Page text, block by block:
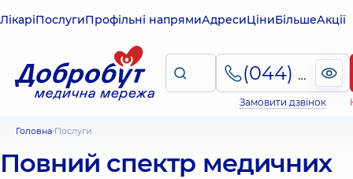
ЛікаріПослугиПрофільні напрямиАдресиЦіниБільшеАкції
(044) 495-2-888
Замовити дзвінок
Головна Послуги
Повний спектр медичних